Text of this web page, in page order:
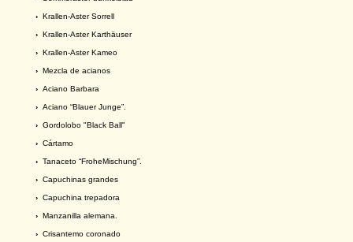
› Krallen-Aster Sorrell
› Krallen-Aster Karthäuser
› Krallen-Aster Kameo
› Mezcla de acianos
› Aciano Barbara
› Aciano “Blauer Junge”.
› Gordolobo "Black Ball"
› Cártamo
› Tanaceto “FroheMischung”.
› Capuchinas grandes
› Capuchina trepadora
› Manzanilla alemana.
› Crisantemo coronado